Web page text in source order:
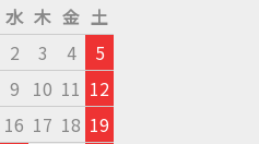
水 木 金 土
2 3 4
5
9 10 11 12
16 17 18 19